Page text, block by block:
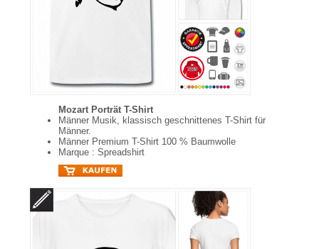
Mozart Porträt T-Shirt
Männer Musik, klassisch geschnittenes T-Shirt für
Männer.
Männer Premium T-Shirt 100 % Baumwolle
Marque : Spreadshirt